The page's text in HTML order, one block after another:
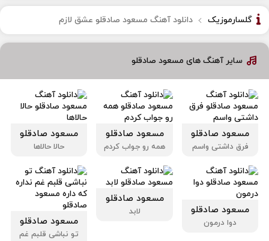
گلسارموزیک دانلود آهنگ مسعود صادقلو عشق لازم
سایر آهنگ های مسعود صادقلو
مسعود صادقلو
فرق داشتی واسم
مسعود صادقلو
همه رو جواب کردم
مسعود صادقلو
حالا حالاها
مسعود صادقلو
دوا درمون
مسعود صادقلو
لابد
مسعود صادقلو
تو نباشی قلبم غم